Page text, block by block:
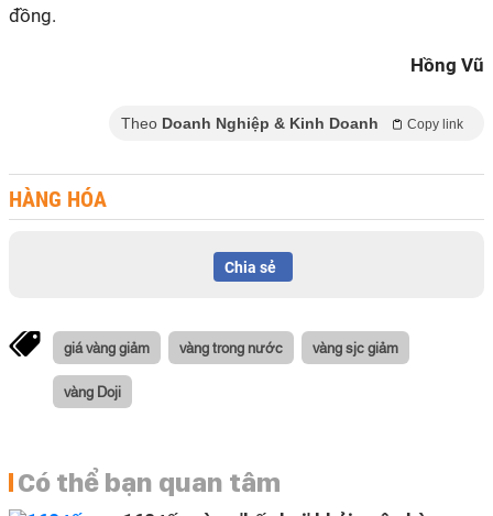
đồng.
Hồng Vũ
Theo Doanh Nghiệp & Kinh Doanh Copy link
HÀNG HÓA
Chia sẻ
giá vàng giảm vàng trong nước vàng sjc giảm
vàng Doji
Có thể bạn quan tâm